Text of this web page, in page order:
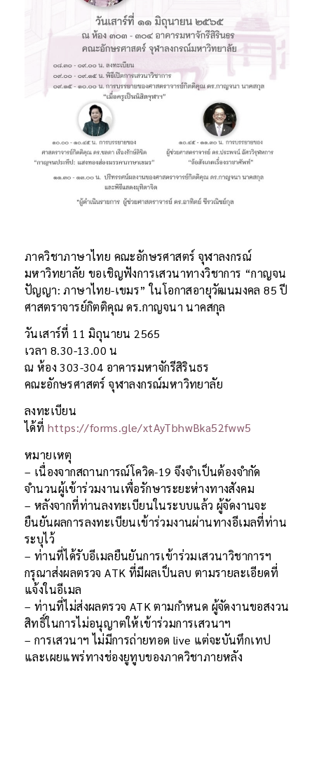
ภาควิชาภาษาไทย คณะอักษรศาสตร์ จุฬาลงกรณ์
มหาวิทยาลัย ขอเชิญฟังการเสวนาทางวิชาการ “กาญจน
ปัญญา: ภาษาไทย-เขมร” ในโอกาสอายุวัฒนมงคล 85 ปี
ศาสตราจารย์กิตติคุณ ดร.กาญจนา นาคสกุล
วันเสาร์ที่ 11 มิถุนายน 2565
เวลา 8.30-13.00 น
ณ ห้อง 303-304 อาคารมหาจักรีสิรินธร
คณะอักษรศาสตร์ จุฬาลงกรณ์มหาวิทยาลัย
ลงทะเบียน
ได้ที่ https://forms.gle/xtAyTbhwBka52fww5
หมายเหตุ
– เนื่องจากสถานการณ์โควิด-19 จึงจำเป็นต้องจำกัด
จำนวนผู้เข้าร่วมงานเพื่อรักษาระยะห่างทางสังคม
– หลังจากที่ท่านลงทะเบียนในระบบแล้ว ผู้จัดงานจะ
ยืนยันผลการลงทะเบียนเข้าร่วมงานผ่านทางอีเมลที่ท่าน
ระบุไว้
– ท่านที่ได้รับอีเมลยืนยันการเข้าร่วมเสวนาวิชาการฯ
กรุณาส่งผลตรวจ ATK ที่มีผลเป็นลบ ตามรายละเอียดที่
แจ้งในอีเมล
– ท่านที่ไม่ส่งผลตรวจ ATK ตามกำหนด ผู้จัดงานขอสงวน
สิทธิ์ในการไม่อนุญาตให้เข้าร่วมการเสวนาฯ
– การเสวนาฯ ไม่มีการถ่ายทอด live แต่จะบันทึกเทป
และเผยแพร่ทางช่องยูทูบของภาควิชาภายหลัง